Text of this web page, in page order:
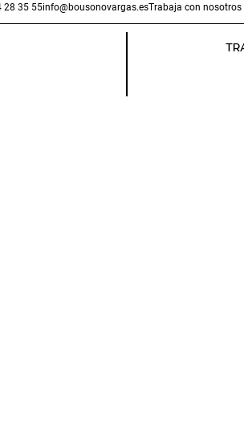
28 35 55info@bousonovargas.esTrabaja con nosotros